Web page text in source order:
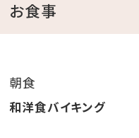
＼レトロ映えな2大特典
①昭和レトロな柄が大人
お食事
朝食
和洋食バイキング